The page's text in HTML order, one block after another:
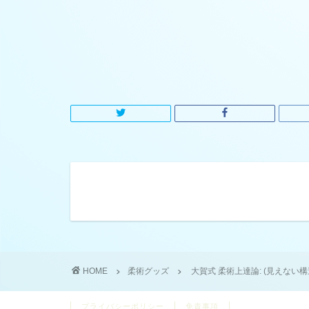
HOME 柔術グッズ 大賀式 柔術上達論: (見えない
プライバシーポリシー 免責事項